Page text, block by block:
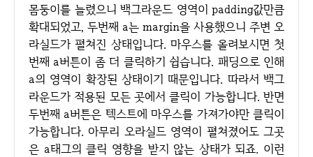
몸둥이를 늘렸으니 백그라운드 영역이 padding값만큼
확대되었고, 두번째 a는 margin을 사용했으니 주변 오
라실드가 펼쳐진 상태입니다. 마우스를 올려보시면 첫
번째 a버튼이 좀 더 클릭하기 쉽습니다. 패딩으로 인해
a의 영역이 확장된 상태이기 때문입니다. 따라서 백그
라운드가 적용된 모든 곳에서 클릭이 가능합니다. 반면
두번째 a버튼은 텍스트에 마우스를 가져가야만 클릭이
가능합니다. 아무리 오라실드 영역이 펼쳐졌어도 그곳
은 a태그의 클릭 영향을 받지 않는 상태가 되죠. 이런